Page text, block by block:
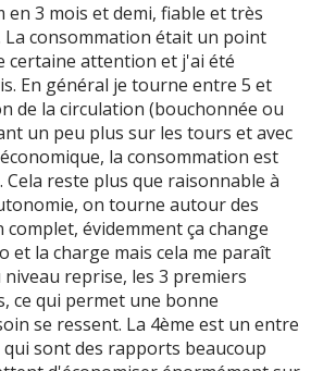
en 3 mois et demi, fiable et très
La consommation était un point
certaine attention et j'ai été
En général je tourne entre 5 et
de la circulation (bouchonnée ou
un peu plus sur les tours et avec
la consommation est
reste plus que raisonnable à
on tourne autour des
évidemment ça change
et la charge mais cela me paraît
niveau reprise, les 3 premiers
ce qui permet une bonne
se ressent. La 4ème est un entre
qui sont des rapports beaucoup